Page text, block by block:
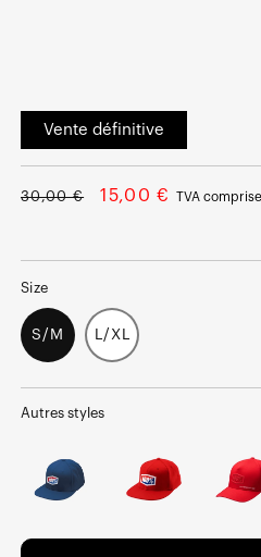
le
média
1
dans
fenêtre
Vente définitive
Prix
30,00 €
Prix
15,00 € TVA comprise
Size
S/M L/XL
Autres styles